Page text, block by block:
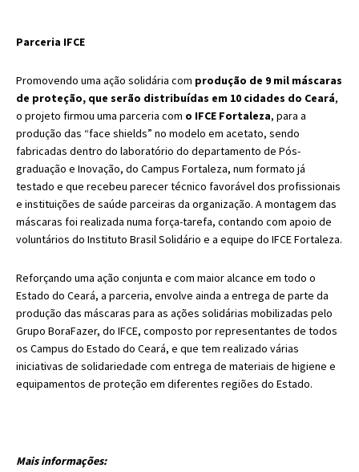
Parceria IFCE
Promovendo uma ação solidária com produção de 9 mil máscaras
de proteção, que serão distribuídas em 10 cidades do Ceará,
o projeto firmou uma parceria com o IFCE Fortaleza, para a
produção das “face shields” no modelo em acetato, sendo
fabricadas dentro do laboratório do departamento de Pós-
graduação e Inovação, do Campus Fortaleza, num formato já
testado e que recebeu parecer técnico favorável dos profissionais
e instituições de saúde parceiras da organização. A montagem das
máscaras foi realizada numa força-tarefa, contando com apoio de
voluntários do Instituto Brasil Solidário e a equipe do IFCE Fortaleza.
Reforçando uma ação conjunta e com maior alcance em todo o
Estado do Ceará, a parceria, envolve ainda a entrega de parte da
produção das máscaras para as ações solidárias mobilizadas pelo
Grupo BoraFazer, do IFCE, composto por representantes de todos
os Campus do Estado do Ceará, e que tem realizado várias
iniciativas de solidariedade com entrega de materiais de higiene e
equipamentos de proteção em diferentes regiões do Estado.
Mais informações: